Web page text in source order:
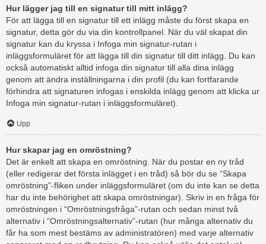
Hur lägger jag till en signatur till mitt inlägg?
För att lägga till en signatur till ett inlägg måste du först skapa en
signatur, detta gör du via din kontrollpanel. När du väl skapat din
signatur kan du kryssa i Infoga min signatur-rutan i
inläggsformuläret för att lägga till din signatur till ditt inlägg. Du kan
också automatiskt alltid infoga din signatur till alla dina inlägg
genom att ändra inställningarna i din profil (du kan fortfarande
förhindra att signaturen infogas i enskilda inlägg genom att klicka ur
Infoga min signatur-rutan i inläggsformuläret).
Upp
Hur skapar jag en omröstning?
Det är enkelt att skapa en omröstning. När du postar en ny tråd
(eller redigerar det första inlägget i en tråd) så bör du se “Skapa
omröstning”-fliken under inläggsformuläret (om du inte kan se detta
har du inte behörighet att skapa omröstningar). Skriv in en fråga för
omröstningen i “Omröstningsfråga”-rutan och sedan minst två
alternativ i “Omröstningsalternativ”-rutan (hur många alternativ du
får ha som mest bestäms av administratören) med varje alternativ